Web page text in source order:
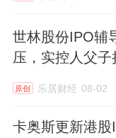
世林股份IPO辅
压，实控人父子
原创 乐居财经 08-02
卡奥斯更新港